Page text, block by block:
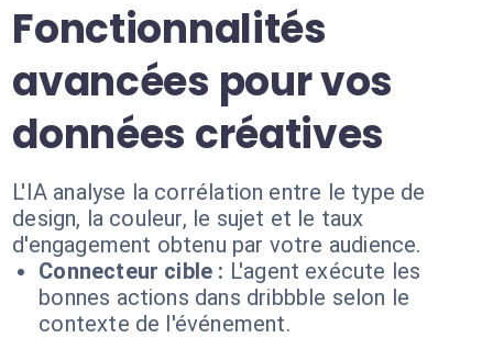
Fonctionnalités
avancées pour vos
données créatives
L'IA analyse la corrélation entre le type de
design, la couleur, le sujet et le taux
d'engagement obtenu par votre audience.
Connecteur cible : L'agent exécute les
bonnes actions dans dribbble selon le
contexte de l'événement.